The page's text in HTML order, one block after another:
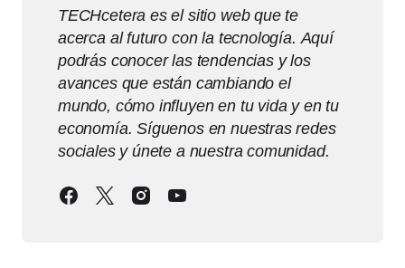
TECHcetera es el sitio web que te
acerca al futuro con la tecnología. Aquí
podrás conocer las tendencias y los
avances que están cambiando el
mundo, cómo influyen en tu vida y en tu
economía. Síguenos en nuestras redes
sociales y únete a nuestra comunidad.